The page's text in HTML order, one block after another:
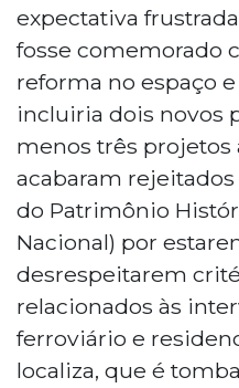
expectativa
fosse comemorado
reforma no espaço
incluiria dois novos
menos três
acabaram
do Patrimônio
Nacional) por
desrespeitarem
relacionados às
ferroviário e
localiza, que é